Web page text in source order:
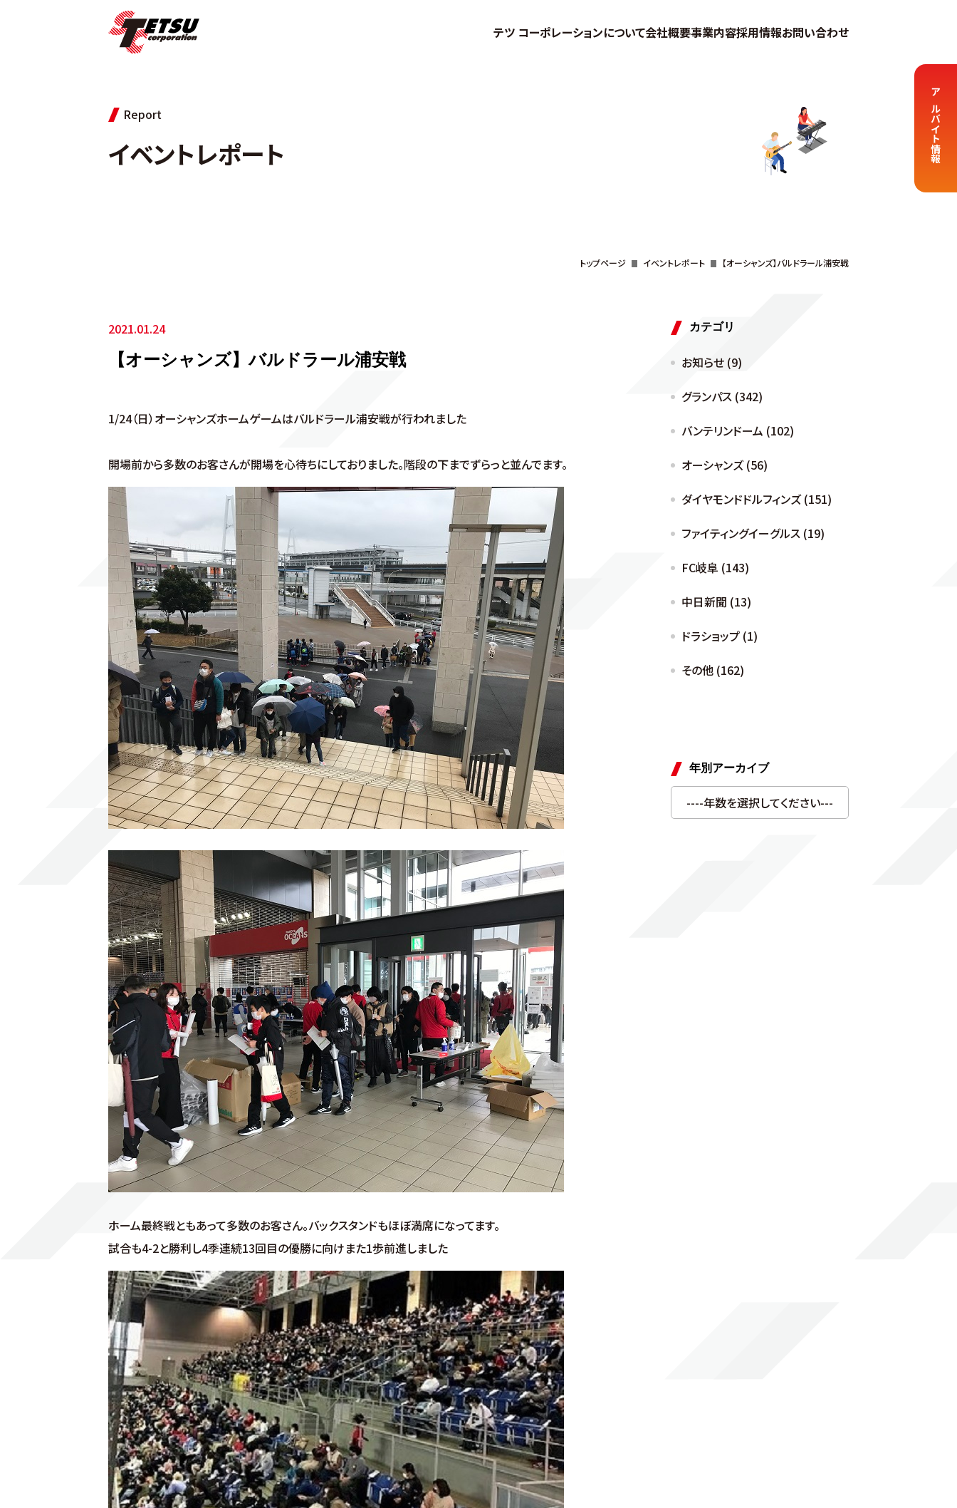
テツ コーポレーションについて会社概要事業内容採用情報お問い合わせ
Report
イベントレポート
トップページ イベントレポート 【オーシャンズ】バルドラール浦安戦
2021.01.24
【オーシャンズ】バルドラール浦安戦
1/24（日）オーシャンズホームゲームはバルドラール浦安戦が行われました
開場前から多数のお客さんが開場を心待ちにしておりました。階段の下までずらっと並んでます。
ホーム最終戦ともあって多数のお客さん。バックスタンドもほぼ満席になってます。
試合も4-2と勝利し4季連続13回目の優勝に向けまた1歩前進しました
カテゴリ
お知らせ (9)
グランパス (342)
バンテリンドーム (102)
オーシャンズ (56)
ダイヤモンドドルフィンズ (151)
ファイティングイーグルス (19)
FC岐阜 (143)
中日新聞 (13)
ドラショップ (1)
その他 (162)
年別アーカイブ
アルバイト情報